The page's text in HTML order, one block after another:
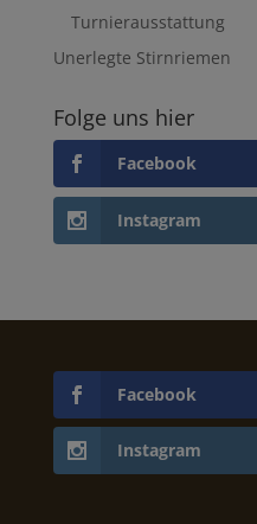
Turnierausstattung
Unerlegte Stirnriemen
Folge uns hier
Facebook
Instagram
Facebook
Instagram